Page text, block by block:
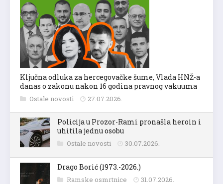
Ključna odluka za hercegovačke šume, Vlada HNŽ-a
danas o zakonu nakon 16 godina pravnog vakuuma
Ostale novosti 27.07.2026.
Policija u Prozor-Rami pronašla heroin i
uhitila jednu osobu
Ostale novosti 30.07.2026.
Drago Borić (1973.-2026.)
Ramske osmrtnice 31.07.2026.